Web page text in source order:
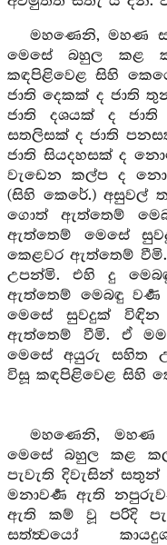
මහණෙනි, මහණ
මෙසේ බහුල කළ
කඳපිළිවෙළ සිහි
ජාති දෙකක් ද ජාති
ජාති දශයක් ද
සතලිසක් ද ජාති
ජාති සියදහසක් ද
වැඩෙන කල්ප ද
(සිහි කෙරේ.) අසුවල්
ගොත් ඇත්තෙම්
ඇත්තෙම් මෙසේ
කෙළවර ඇත්තෙම්
උපන්මි. එහි දු
ඇත්තෙම් මෙබඳු
මෙසේ සුවදුක්
ඇත්තෙම් වීමි. ඒ
මෙසේ අයුරු සහිත
විසූ කඳපිළිවෙළ සිහි
මහණෙනි, මහණ
මෙසේ බහුල කළ
පැවැති දිවැසින්
මනාවර්‍ණ ඇති
ඇති කම් වූ පරිදි
සත්ත්‍වයෝ